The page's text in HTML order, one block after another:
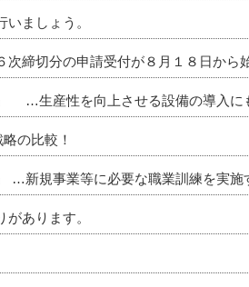
ましょう。
締切分の申請受付が８月１８日から
…生産性を向上させる設備の導入に
の比較！
…新規事業等に必要な職業訓練を実施
あります。